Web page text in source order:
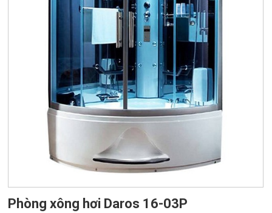
Phòng xông hơi Daros 16-03P